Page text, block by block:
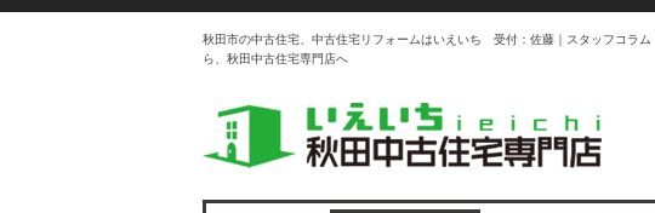
秋田市の中古住宅、中古住宅リフォームはいえいち 受付：佐藤｜スタッフコラム
ら、秋田中古住宅専門店へ